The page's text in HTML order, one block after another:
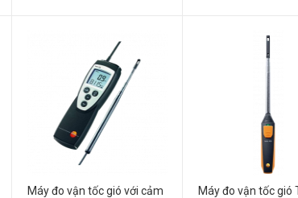
Máy đo vận tốc gió với cảm
Máy đo vận tốc gió